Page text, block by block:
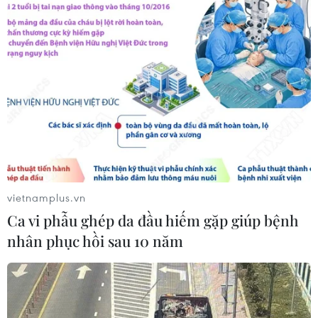
Hà Nội xét xử ổ nhóm 50 đối tượng tổ
chức sử dụng ma túy trong quán
Xem thêm
CƠ QUAN CHỦ QUẢN: THÔNG TẤN XÃ VIỆT NAM
Tổng Biên tập: TRẦN TIẾN DUẨN
Phó Tổng Biên tập: NGUYỄN THỊ TÁM, KHÚC THANH
THỦY
vietnamplus.vn
Ca vi phẫu ghép da đầu hiếm gặp giúp bệnh
nhân phục hồi sau 10 năm